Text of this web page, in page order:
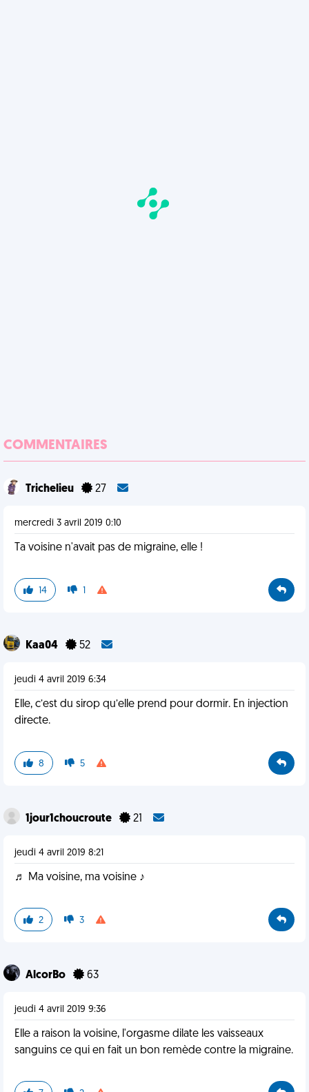
COMMENTAIRES
Trichelieu 27
mercredi 3 avril 2019 0:10
Ta voisine n'avait pas de migraine, elle !
14 1
Kaa04 52
jeudi 4 avril 2019 6:34
Elle, c’est du sirop qu’elle prend pour dormir. En injection
directe.
8 5
1jour1choucroute 21
jeudi 4 avril 2019 8:21
♬ Ma voisine, ma voisine ♪
2 3
AlcorBo 63
jeudi 4 avril 2019 9:36
Elle a raison la voisine, l'orgasme dilate les vaisseaux
sanguins ce qui en fait un bon remède contre la migraine.